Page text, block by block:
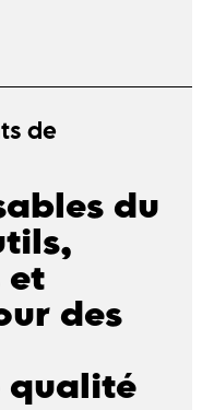
de
du
et
des
qualité